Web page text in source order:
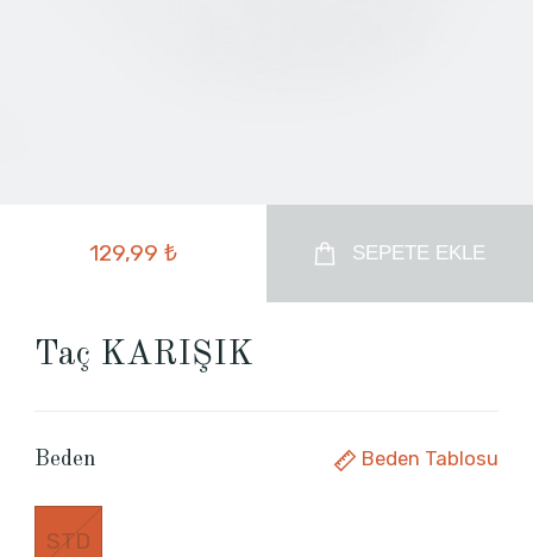
129,99 ₺ SEPETE EKLE
Taç KARIŞIK
Beden Beden Tablosu
STD